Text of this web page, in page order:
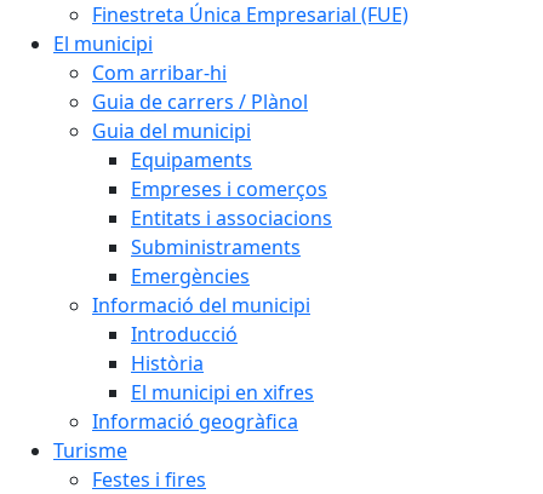
Finestreta Única Empresarial (FUE)
El municipi
Com arribar-hi
Guia de carrers / Plànol
Guia del municipi
Equipaments
Empreses i comerços
Entitats i associacions
Subministraments
Emergències
Informació del municipi
Introducció
Història
El municipi en xifres
Informació geogràfica
Turisme
Festes i fires